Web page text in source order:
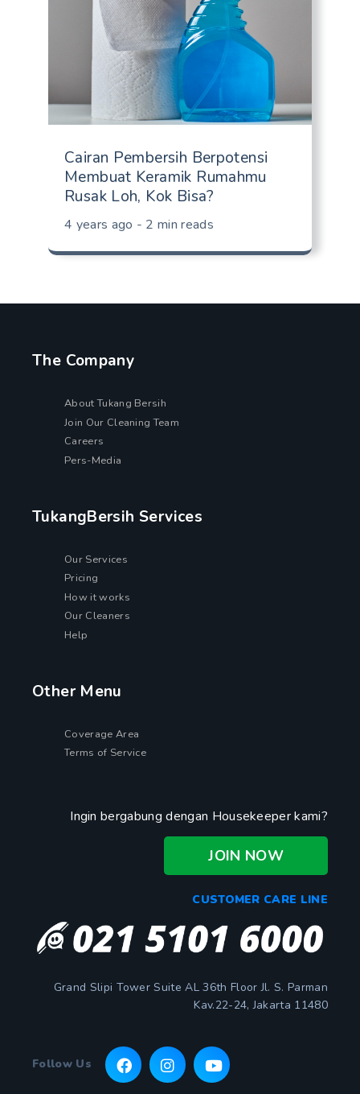
Cairan Pembersih Berpotensi
Membuat Keramik Rumahmu
Rusak Loh, Kok Bisa?
4 years ago - 2 min reads
The Company
About Tukang Bersih
Join Our Cleaning Team
Careers
Pers-Media
TukangBersih Services
Our Services
Pricing
How it works
Our Cleaners
Help
Other Menu
Coverage Area
Terms of Service
Ingin bergabung dengan Housekeeper kami?
JOIN NOW
CUSTOMER CARE LINE
Grand Slipi Tower Suite AL 36th Floor Jl. S. Parman
Kav.22-24, Jakarta 11480
Follow Us